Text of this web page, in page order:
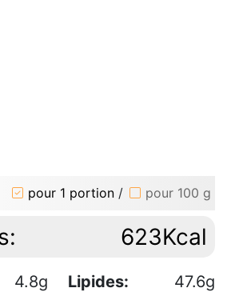
pour 1 portion / pour 100 g
623Kcal
4.8g Lipides:
47.6g